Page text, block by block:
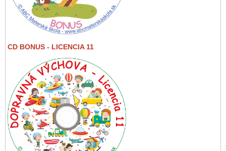
CD BONUS - LICENCIA 11